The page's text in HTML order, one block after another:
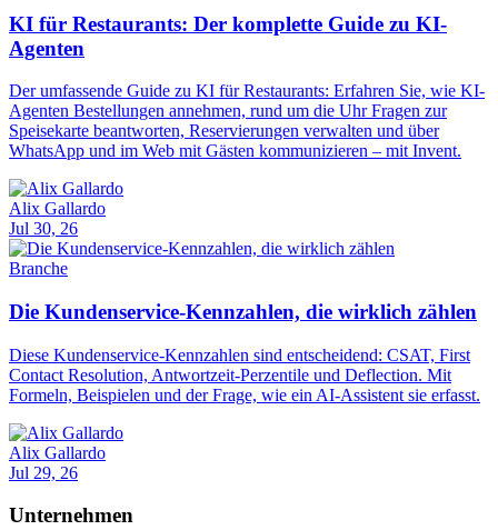
KI für Restaurants: Der komplette Guide zu KI-
Agenten
Der umfassende Guide zu KI für Restaurants: Erfahren Sie, wie KI-
Agenten Bestellungen annehmen, rund um die Uhr Fragen zur
Speisekarte beantworten, Reservierungen verwalten und über
WhatsApp und im Web mit Gästen kommunizieren – mit Invent.
Alix Gallardo
Jul 30, 26
Branche
Die Kundenservice-Kennzahlen, die wirklich zählen
Diese Kundenservice-Kennzahlen sind entscheidend: CSAT, First
Contact Resolution, Antwortzeit-Perzentile und Deflection. Mit
Formeln, Beispielen und der Frage, wie ein AI-Assistent sie erfasst.
Alix Gallardo
Jul 29, 26
Unternehmen